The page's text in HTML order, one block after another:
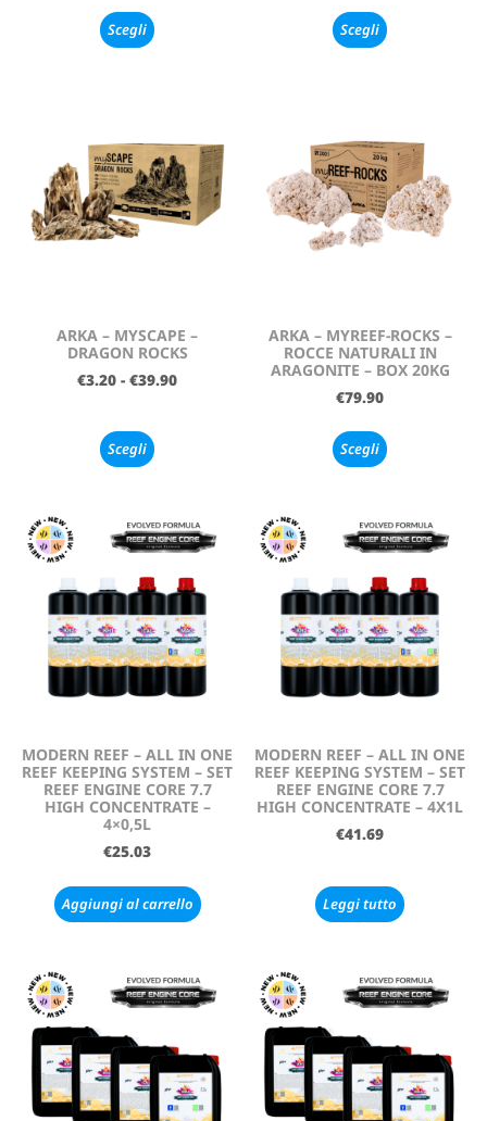
Scegli Scegli
ARKA – MYSCAPE –
DRAGON ROCKS
€3.20 - €39.90
Scegli
ARKA – MYREEF-ROCKS –
ROCCE NATURALI IN
ARAGONITE – BOX 20KG
€79.90
Scegli
MODERN REEF – ALL IN ONE
REEF KEEPING SYSTEM – SET
REEF ENGINE CORE 7.7
HIGH CONCENTRATE –
4×0,5L
€25.03
Aggiungi al carrello
MODERN REEF – ALL IN ONE
REEF KEEPING SYSTEM – SET
REEF ENGINE CORE 7.7
HIGH CONCENTRATE – 4X1L
€41.69
Leggi tutto